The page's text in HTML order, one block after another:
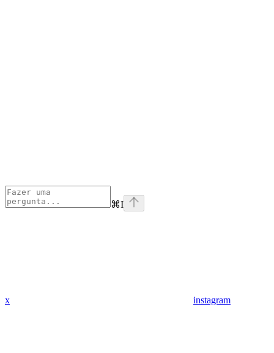
⌘I
x instagram